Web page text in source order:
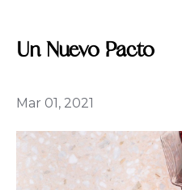
Un Nuevo Pacto
Mar 01, 2021